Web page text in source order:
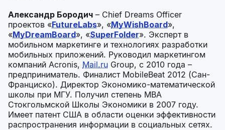
Александр Бородич – Chief Dreams Officer
проектов «FutureLabs», «MyWishBoard»,
«MyDreamBoard», «SuperFolder». Эксперт в
мобильном маркетинге и технологиях разработки
мобильных приложений. Руководил маркетингом
компаний Acronis, Mail.ru Group, c 2010 года –
предприниматель. Финалист MobileBeat 2012 (Сан-
Франциско). Директор Экономико-математической
школы при МГУ. Получил степень MBA
Cтокгольмской Школы Экономики в 2007 году.
Имеет патент США в области оценки эффективности
распространения информации в социальных сетях.